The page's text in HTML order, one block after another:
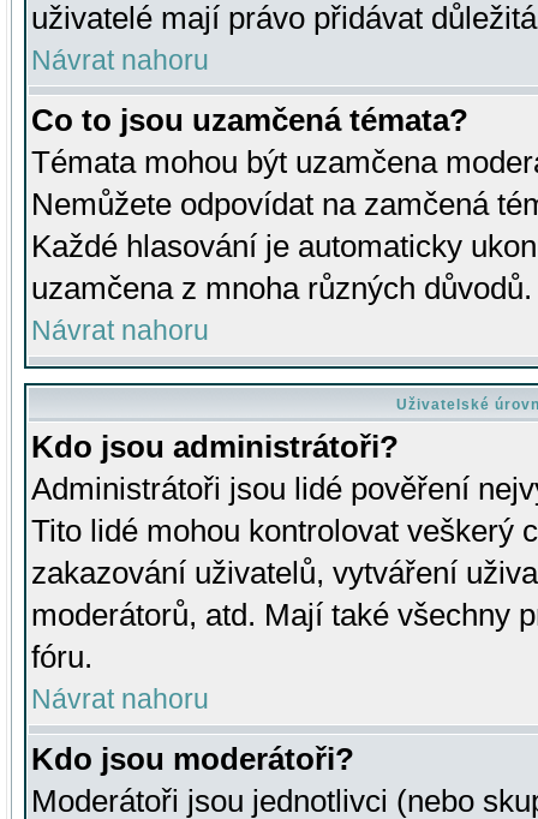
uživatelé mají právo přidávat
Návrat nahoru
Co to jsou uzamčená témata?
Témata mohou být uzamčena
Nemůžete odpovídat na zamčená
Každé hlasování je automaticky
uzamčena z mnoha různých důvodů.
Návrat nahoru
Uživatelské
Kdo jsou administrátoři?
Administrátoři jsou lidé pověření
Tito lidé mohou kontrolovat veškerý
zakazování uživatelů, vytváření
moderátorů, atd. Mají také všechny
fóru.
Návrat nahoru
Kdo jsou moderátoři?
Moderátoři jsou jednotlivci (nebo